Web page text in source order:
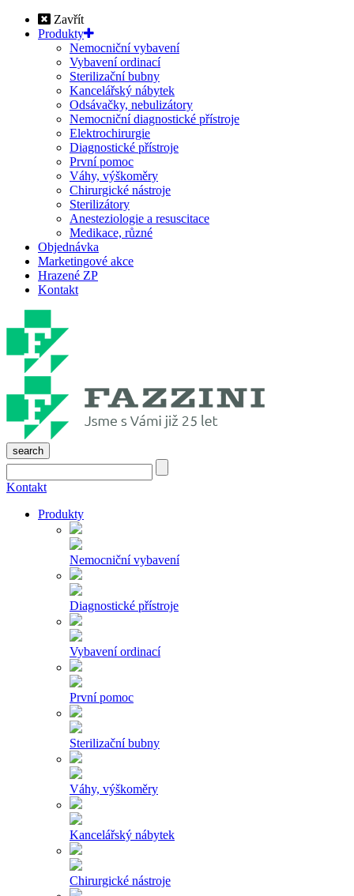
Zavřít
Produkty
Nemocniční vybavení
Vybavení ordinací
Sterilizační bubny
Kancelářský nábytek
Odsávačky, nebulizátory
Nemocniční diagnostické přístroje
Elektrochirurgie
Diagnostické přístroje
První pomoc
Váhy, výškoměry
Chirurgické nástroje
Sterilizátory
Anesteziologie a resuscitace
Medikace, různé
Objednávka
Marketingové akce
Hrazené ZP
Kontakt
search
Kontakt
Produkty
Nemocniční vybavení
Diagnostické přístroje
Vybavení ordinací
První pomoc
Sterilizační bubny
Váhy, výškoměry
Kancelářský nábytek
Chirurgické nástroje